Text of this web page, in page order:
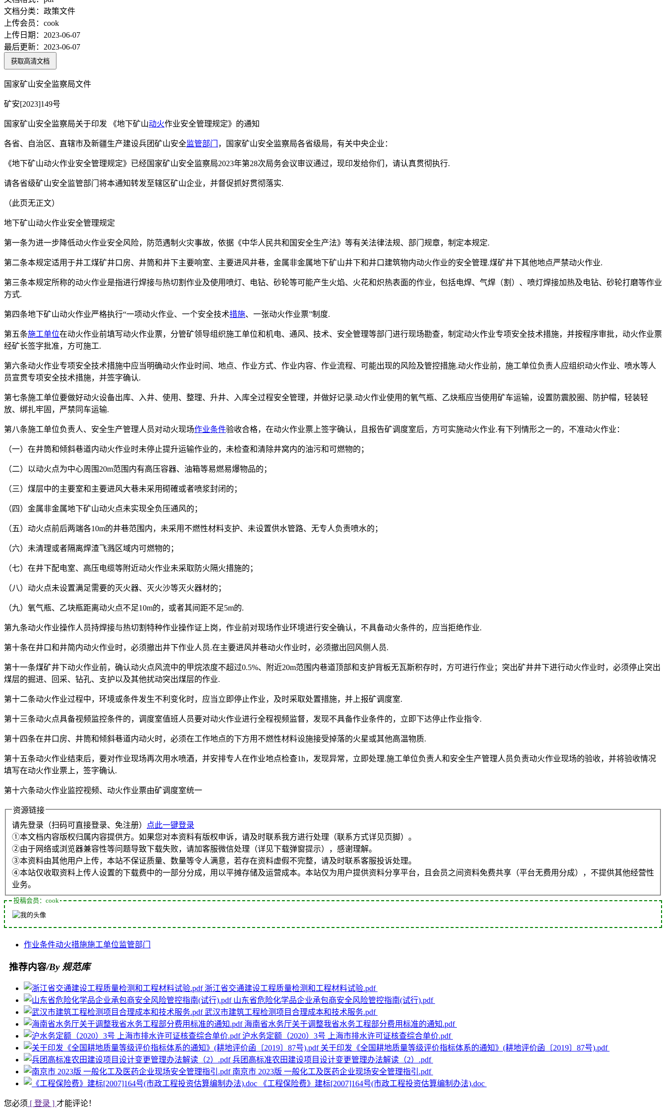
文档分类： 政策文件
上传会员： cook
上传日期： 2023-06-07
最后更新： 2023-06-07
获取高清文档
国家矿山安全监察局文件
矿安[2023]149号
国家矿山安全监察局关于印发 《地下矿山动火作业安全管理规定》的通知
各省、自治区、直辖市及新疆生产建设兵团矿山安全监管部门 ，国家矿山安全监察局各省级局，有关中央企业：
《地下矿山动火作业安全管理规定》已经国家矿山安全监察局2023年第28次局务会议审议通过，现印发给你们，请认真贯彻执行.
请各省级矿山安全监管部门将本通知转发至辖区矿山企业，并督促抓好贯彻落实.
（此页无正文）
地下矿山动火作业安全管理规定
第一条为进一步降低动火作业安全风险，防范遇制火灾事故，依据《中华人民共和国安全生产法》等有关法律法规、部门规章，制定本规定.
第二条本规定适用于井工煤矿井口房、井筒和井下主要响室、主要进风井巷，金属非金属地下矿山井下和井口建筑物内动火作业的安全管理.煤矿井下其他地点严禁动火作业.
第三条本规定所称的动火作业是指进行焊接与热切割作业及使用喷灯、电钻、砂轮等可能产生火焰、火花和炽热表面的作业，包括电焊、气焊（割）、喷灯焊接加热及电钻、砂轮打磨等作业
方式.
第四条地下矿山动火作业严格执行“一项动火作业、一个安全技术措施、一张动火作业票”制度.
第五条施工单位在动火作业前填写动火作业票，分管矿领导组织施工单位和机电、通风、技术、安全管理等部门进行现场勘查，制定动火作业专项安全技术措施，并按程序审批，动火作业票
经矿长签字批准，方可施工.
第六条动火作业专项安全技术措施中应当明确动火作业时间、地点、作业方式、作业内容、作业流程、可能出现的风险及管控措施.动火作业前，施工单位负责人应组织动火作业、喷水等人
员宣贯专项安全技术措施，并签字确认.
第七条施工单位要做好动火设备出库、入井、使用、整理、升井、入库全过程安全管理，并做好记录.动火作业使用的氧气瓶、乙炔瓶应当使用矿车运输，设置防震胶圈、防护帽，轻装轻
放、绑扎牢固，严禁同车运输.
第八条施工单位负责人、安全生产管理人员对动火现场作业条件验收合格，在动火作业票上签字确认，且报告矿调度室后，方可实施动火作业.有下列情形之一的，不准动火作业：
（一）在井筒和倾斜巷道内动火作业时未停止提升运输作业的，未检查和清除井窝内的油污和可燃物的；
（二）以动火点为中心周围20m范围内有高压容器、油箱等易燃易爆物品的；
（三）煤层中的主要室和主要进风大巷未采用砌確或者喷浆封闭的；
（四）金属非金属地下矿山动火点未实现全负压通风的；
（五）动火点前后两端各10m的井巷范围内，未采用不燃性材料支护、未设置供水管路、无专人负责喷水的；
（六）未清理或者隔离焊渣飞溅区域内可燃物的；
（七）在井下配电室、高压电缆等附近动火作业未采取防火隔火措施的；
（八）动火点未设置满足需要的灭火器、灭火沙等灭火器材的；
（九）氧气瓶、乙块瓶距离动火点不足10m的，或者其间距不足5m的.
第九条动火作业操作人员持焊接与热切割特种作业操作证上岗，作业前对现场作业环境进行安全确认，不具备动火条件的，应当拒绝作业.
第十条在井口和井简内动火作业时，必须撤出井下作业人员.在主要进风并巷动火作业时，必须撤出回风侧人员.
第十一条煤矿井下动火作业前，确认动火点风流中的甲烷浓度不超过0.5%、附近20m范围内巷道顶部和支护背板无瓦斯积存时，方可进行作业；突出矿井井下进行动火作业时，必须停止突出
煤层的掘进、回采、钻孔、支护以及其他扰动突出煤层的作业.
第十二条动火作业过程中，环境或条件发生不利变化时，应当立即停止作业，及时采取处置措施，并上报矿调度室.
第十三条动火点具备视频监控条件的，调度室值班人员要对动火作业进行全程视频监督，发现不具备作业条件的，立即下达停止作业指令.
第十四条在井口房、井筒和倾斜巷道内动火时，必须在工作地点的下方用不燃性材料设施接受掉落的火星或其他高温物质.
第十五条动火作业结束后，要对作业现场再次用水喷酒，并安排专人在作业地点检查1h，发现异常，立即处理.施工单位负责人和安全生产管理人员负责动火作业现场的验收，并将验收情况
填写在动火作业票上，签字确认.
第十六条动火作业监控视频、动火作业票由矿调度室统一
资源链接
请先登录（扫码可直接登录、免注册）
点此一键登录
①本文档内容版权归属内容提供方。如果您对本资料有版权申诉，请及时联系我方进行处理（联系方式详见页脚）。
②由于网络或浏览器兼容性等问题导致下载失败，请加客服微信处理（详见下载弹窗提示），感谢理解。
③本资料由其他用户上传，本站不保证质量、数量等令人满意，若存在资料虚假不完整，请及时联系客服投诉处理。
④本站仅收取资料上传人设置的下载费中的一部分分成，用以平摊存储及运营成本。本站仅为用户提供资料分享平台，且会员之间资料免费共享（平台无费用分成），不提供其他经营性
业务。
投稿会员：cook
作业条件动火措施施工单位监管部门
推荐内容/By 规范库
浙江省交通建设工程质量检测和工程材料试验.pdf
山东省危险化学品企业承包商安全风险管控指南(试行).pdf
武汉市建筑工程检测项目合理成本和技术服务.pdf
海南省水务厅关于调整我省水务工程部分费用标准的通知.pdf
沪水务定额（2020）3号 上海市排水许可证核查综合单价.pdf
关于印发《全国耕地质量等级评价指标体系的通知》(耕地评价函〔2019〕87号).pdf
兵团高标准农田建设项目设计变更管理办法解读（2）.pdf
南京市 2023版 一般化工及医药企业现场安全管理指引.pdf
《工程保险费》建标[2007]164号(市政工程投资估算编制办法).doc
您必须 [ 登录 ] 才能评论！